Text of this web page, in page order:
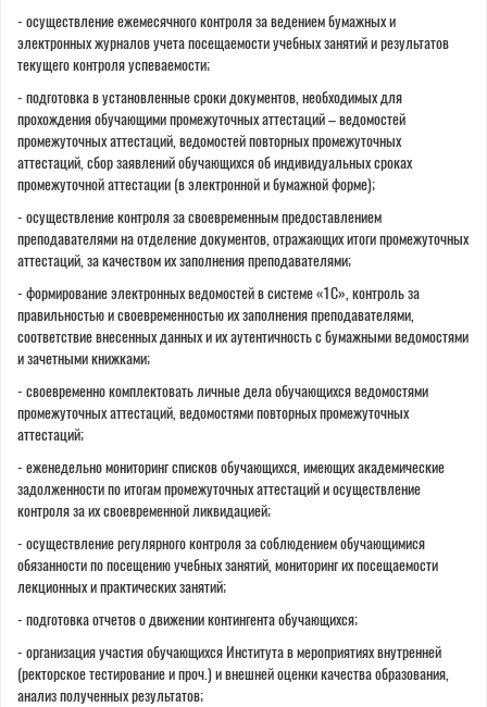
- осуществление ежемесячного контроля за ведением бумажных и
электронных журналов учета посещаемости учебных занятий и результатов
текущего контроля успеваемости;
- подготовка в установленные сроки документов, необходимых для
прохождения обучающими промежуточных аттестаций – ведомостей
промежуточных аттестаций, ведомостей повторных промежуточных
аттестаций, сбор заявлений обучающихся об индивидуальных сроках
промежуточной аттестации (в электронной и бумажной форме);
- осуществление контроля за своевременным предоставлением
преподавателями на отделение документов, отражающих итоги промежуточных
аттестаций, за качеством их заполнения преподавателями;
- формирование электронных ведомостей в системе «1С», контроль за
правильностью и своевременностью их заполнения преподавателями,
соответствие внесенных данных и их аутентичность с бумажными ведомостями
и зачетными книжками;
- своевременно комплектовать личные дела обучающихся ведомостями
промежуточных аттестаций, ведомостями повторных промежуточных
аттестаций;
- еженедельно мониторинг списков обучающихся, имеющих академические
задолженности по итогам промежуточных аттестаций и осуществление
контроля за их своевременной ликвидацией;
- осуществление регулярного контроля за соблюдением обучающимися
обязанности по посещению учебных занятий, мониторинг их посещаемости
лекционных и практических занятий;
- подготовка отчетов о движении контингента обучающихся;
- организация участия обучающихся Института в мероприятиях внутренней
(ректорское тестирование и проч.) и внешней оценки качества образования,
анализ полученных результатов;